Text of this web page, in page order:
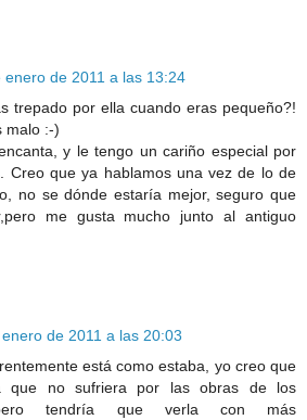
enero de 2011 a las 13:24
trepado por ella cuando eras pequeño?!
malo :-)
y le tengo un cariño especial por
Creo que ya hablamos una vez de lo de
no se dónde estaría mejor, seguro que
me gusta mucho junto al antiguo
de 2011 a las 20:03
está como estaba, yo creo que
que no sufriera por las obras de los
pero tendría que verla con más